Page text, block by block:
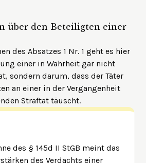
über den Beteiligten einer
des Absatzes 1 Nr. 1 geht es hier
einer in Wahrheit gar nicht
sondern darum, dass der Täter
an einer in der Vergangenheit
Straftat täuscht.
des § 145d II StGB meint das
des Verdachts einer